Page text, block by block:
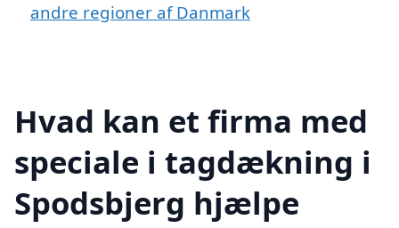
andre regioner af Danmark
Hvad kan et firma med
speciale i tagdækning i
Spodsbjerg hjælpe